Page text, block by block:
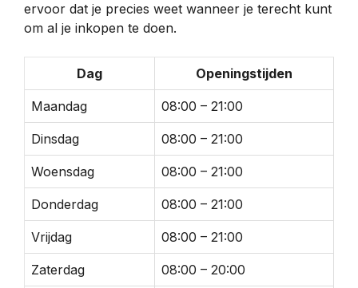
ervoor dat je precies weet wanneer je terecht kunt
om al je inkopen te doen.
Dag Openingstijden
Maandag 08:00 – 21:00
Dinsdag 08:00 – 21:00
Woensdag 08:00 – 21:00
Donderdag 08:00 – 21:00
Vrijdag 08:00 – 21:00
Zaterdag 08:00 – 20:00